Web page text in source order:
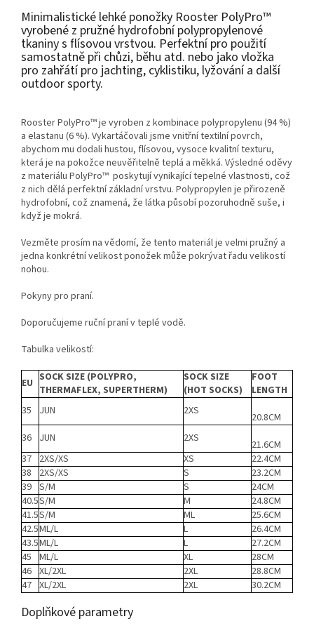
Minimalistické lehké ponožky Rooster PolyPro™
vyrobené z pružné hydrofobní polypropylenové
tkaniny s flísovou vrstvou. Perfektní pro použití
samostatně při chůzi, běhu atd. nebo jako vložka
pro zahřátí pro jachting, cyklistiku, lyžování a další
outdoor sporty.
Rooster PolyPro™ je vyroben z kombinace polypropylenu (94 %)
a elastanu (6 %). Vykartáčovali jsme vnitřní textilní povrch,
abychom mu dodali hustou, flísovou, vysoce kvalitní texturu,
která je na pokožce neuvěřitelně teplá a měkká. Výsledné oděvy
z materiálu PolyPro™ poskytují vynikající tepelné vlastnosti, což
z nich dělá perfektní základní vrstvu. Polypropylen je přirozeně
hydrofobní, což znamená, že látka působí pozoruhodně suše, i
když je mokrá.
Vezměte prosím na vědomí, že tento materiál je velmi pružný a
jedna konkrétní velikost ponožek může pokrývat řadu velikostí
nohou.
Pokyny pro praní.
Doporučujeme ruční praní v teplé vodě.
Tabulka velikostí:
EU SOCK SIZE (POLYPRO,
THERMAFLEX, SUPERTHERM)
SOCK SIZE
(HOT SOCKS)
FOOT
LENGTH
35
JUN 2XS
20.8CM
36 JUN 2XS
21.6CM
37 2XS/XS XS
22.4CM
38
2XS/XS S
23.2CM
39 S/M S
24CM
40.5S/M M
24.8CM
41.5S/M ML
25.6CM
42.5ML/L L
26.4CM
43.5ML/L L
27.2CM
45 ML/L XL
28CM
46 XL/2XL 2XL
28.8CM
47 XL/2XL 2XL 30.2CM
Doplňkové parametry